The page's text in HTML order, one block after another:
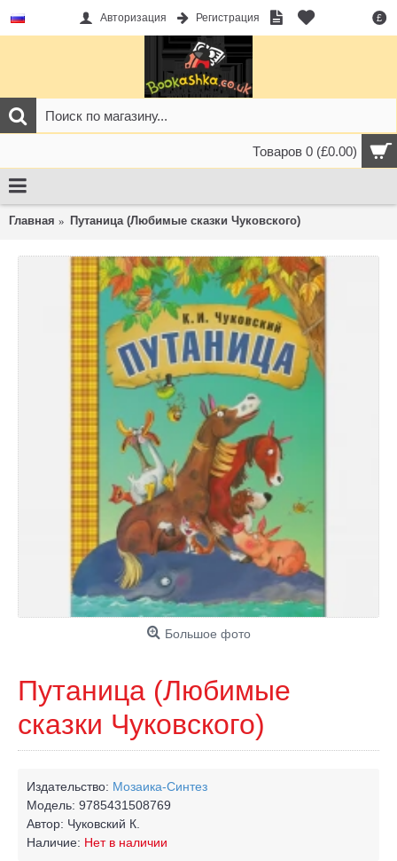
£
Авторизация Регистрация
Товаров 0 (£0.00)
Главная Путаница (Любимые сказки Чуковского)
Большое фото
Путаница (Любимые
сказки Чуковского)
Издательство: Мозаика-Синтез
Модель: 9785431508769
Автор: Чуковский К.
Наличие: Нет в наличии